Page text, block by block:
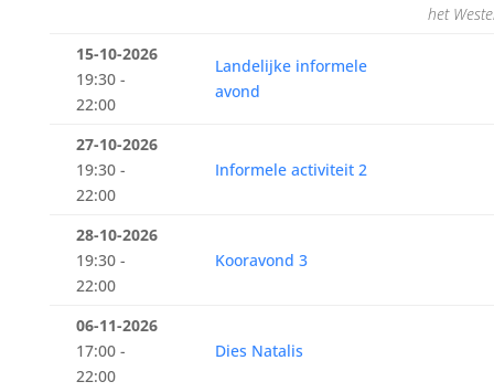
het
15-10-2026
19:30 -
22:00
Landelijke informele
avond
27-10-2026
19:30 -
22:00
Informele activiteit 2
28-10-2026
19:30 -
22:00
Kooravond 3
06-11-2026
17:00 -
22:00
Dies Natalis